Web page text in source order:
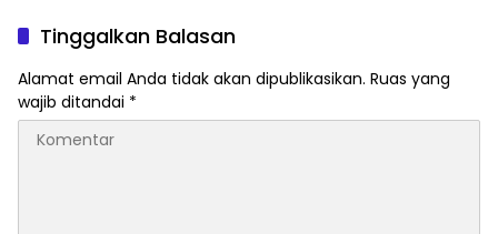
Tinggalkan Balasan
Alamat email Anda tidak akan dipublikasikan. Ruas yang
wajib ditandai *